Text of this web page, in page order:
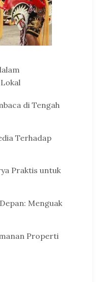
di Tengah
Terhadap
Praktis untuk
Menguak
Properti